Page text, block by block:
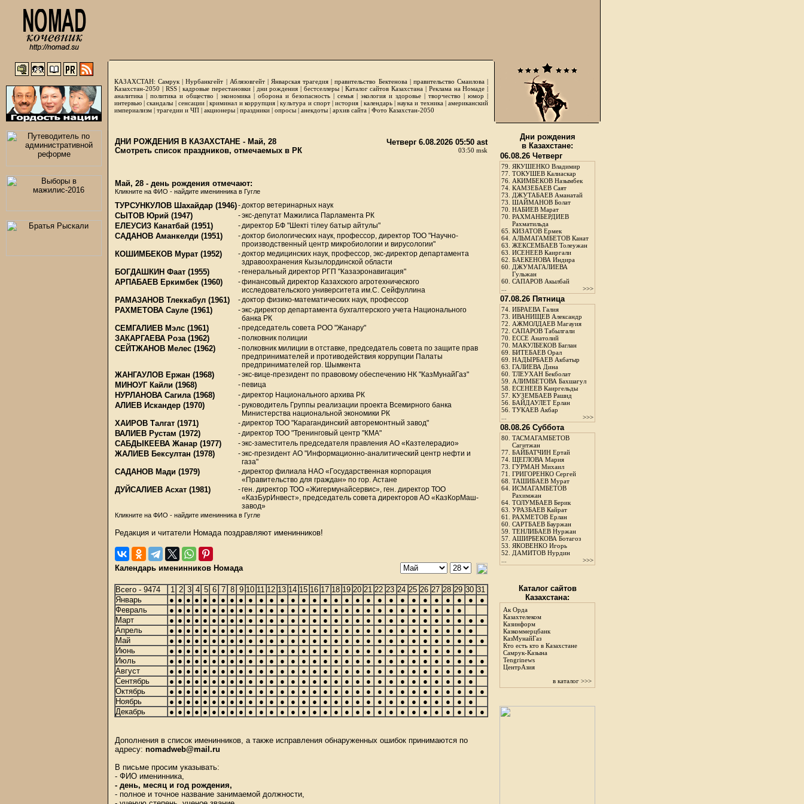
КАЗАХСТАН: Самрук |Нурбанкгейт | Аблязовгейт| Январская трагедия |правительство Бектенова| правительство Смаилова|
Казахстан-2050 | RSS|кадровые перестановки| дни рождения | бестселлеры| Каталог сайтов Казахстана | Реклама на Номаде |
аналитика | политика и общество | экономика | оборона и безопасность | семья | экология и здоровье | творчество | юмор |
интервью |скандалы | сенсации|криминал и коррупция|культура и спорт|история | календарь|наука и техника|американский
империализм | трагедии и ЧП | акционеры | праздники | опросы | анекдоты | архив сайта | Фото Казахстан-2050
ДНИ РОЖДЕНИЯ В КАЗАХСТАНЕ - Май, 28
Смотреть список праздников, отмечаемых в РК
Четверг 6.08.2026 05:50 ast
03:50 msk
Май, 28 - день рождения отмечают:
Кликните на ФИО - найдите именинника в Гугле
ТУРСУНКУЛОВ Шахайдар (1946)-доктор ветеринарных наук
СЫТОВ Юрий (1947) -экс-депутат Мажилиса Парламента РК
ЕЛЕУСИЗ Канатбай (1951) -директор БФ "Шекті тілеу батыр айтулы"
САДАНОВ Аманкелди (1951) -доктор биологических наук, профессор, директор ТОО "Научно-
производственный центр микробиологии и вирусологии"
КОШИМБЕКОВ Мурат (1952) -доктор медицинских наук, профессор, экс-директор департамента
здравоохранения Кызылординской области
БОГДАШКИН Фаат (1955) -генеральный директор РГП "Казаэронавигация"
АРПАБАЕВ Еркимбек (1960) -финансовый директор Казахского агротехнического
исследовательского университета им.С. Сейфуллина
РАМАЗАНОВ Тлеккабул (1961) -доктор физико-математических наук, профессор
РАХМЕТОВА Сауле (1961) -экс-директор департамента бухгалтерского учета Национального
банка РК
СЕМГАЛИЕВ Мэлс (1961) -председатель совета РОО "Жанару"
ЗАКАРГАЕВА Роза(1962) -полковник полиции
СЕЙТЖАНОВ Мелес (1962) -полковник милиции в отставке, председатель совета по защите прав
предпринимателей и противодействия коррупции Палаты
предпринимателей гор. Шымкента
ЖАНГАУЛОВ Ержан (1968) -экс-вице-президент по правовому обеспечению НК "КазМунайГаз"
МИНОУГ Кайли (1968) -певица
НУРЛАНОВА Сагила(1968) -директор Национального архива РК
АЛИЕВ Искандер (1970) -руководитель Группы реализации проекта Всемирного банка
Министерства национальной экономики РК
ХАИРОВ Талгат (1971) -директор ТОО "Карагандинский авторемонтный завод"
ВАЛИЕВ Рустам (1972) -директор ТОО "Тренинговый центр "КМА"
САБДЫКЕЕВА Жанар (1977) -экс-заместитель председателя правления АО «Казтелерадио»
ЖАЛИЕВ Бексултан (1978) -экс-президент АО "Информационно-аналитический центр нефти и
газа"
САДАНОВ Мади (1979) -директор филиала НАО «Государственная корпорация
«Правительство для граждан» по гор. Астане
ДУЙСАЛИЕВ Асхат (1981) -ген. директор ТОО «Жигермунайсервис», ген. директор ТОО
«КазБурИнвест», председатель совета директоров АО «КазКорМаш-
завод»
Кликните на ФИО - найдите именинника в Гугле
Редакция и читатели Номада поздравляют именинников!
Календарь именинников Номада
Всего - 9474 1 2 3 4 5 6 7 8 9 10 11 12 13 14 15 16 17 18 19 20 21 22 23 24 25 26 27 28 29 30 31
Январь
● ● ● ● ● ● ● ● ● ● ● ● ● ● ● ● ● ● ● ● ● ● ● ● ● ● ● ● ● ●
●
Февраль
● ● ● ● ● ● ● ● ● ● ● ● ● ● ● ● ● ● ● ● ● ● ● ● ● ● ● ●
●
Март
● ● ● ● ● ● ● ● ● ● ● ● ● ● ● ● ● ● ● ● ● ● ● ● ● ● ● ● ● ●
●
Апрель
● ● ● ● ● ● ● ● ● ● ● ● ● ● ● ● ● ● ● ● ● ● ● ● ● ● ● ● ●
●
Май
● ● ● ● ● ● ● ● ● ● ● ● ● ● ● ● ● ● ● ● ● ● ● ● ● ● ● ● ● ●
●
Июнь
● ● ● ● ● ● ● ● ● ● ● ● ● ● ● ● ● ● ● ● ● ● ● ● ● ● ● ● ●
●
Июль
● ● ● ● ● ● ● ● ● ● ● ● ● ● ● ● ● ● ● ● ● ● ● ● ● ● ● ● ● ●
●
Август
● ● ● ● ● ● ● ● ● ● ● ● ● ● ● ● ● ● ● ● ● ● ● ● ● ● ● ● ● ●
●
Сентябрь
● ● ● ● ● ● ● ● ● ● ● ● ● ● ● ● ● ● ● ● ● ● ● ● ● ● ● ● ●
●
Октябрь
● ● ● ● ● ● ● ● ● ● ● ● ● ● ● ● ● ● ● ● ● ● ● ● ● ● ● ● ● ●
●
Ноябрь
● ● ● ● ● ● ● ● ● ● ● ● ● ● ● ● ● ● ● ● ● ● ● ● ● ● ● ● ●
●
Декабрь
● ● ● ● ● ● ● ● ● ● ● ● ● ● ● ● ● ● ● ● ● ● ● ● ● ● ● ● ● ● ●
Дополнения в список именинников, а также исправления обнаруженных ошибок принимаются по
адресу: nomadweb@mail.ru
В письме просим указывать:
- ФИО именинника,
- день, месяц и год рождения,
- полное и точное название занимаемой должности,
Дни рождения
в Казахстане:
06.08.26 Четверг
79. ЯКУШЕНКО Владимир
77. ТОКУШЕВ Калиаскар
76. АКИМБЕКОВ Назымбек
74. КАМЗЕБАЕВ Саят
73. ДЖУТАБАЕВ Аманатай
73. ШАЙМАНОВ Болат
70. НАБИЕВ Марат
70. РАХМАНБЕРДИЕВ
Рахматильда
65. КИЗАТОВ Ермек
64. АЛЬМАГАМБЕТОВ Канат
63. ЖЕКСЕМБАЕВ Толеужан
63. ИСЕНЕЕВ Каиргали
62. БАЕКЕНОВА Индира
60. ДЖУМАГАЛИЕВА
Гульжан
60. САПАРОВ Акылбай
>>>
07.08.26 Пятница
74. ИБРАЕВА Галия
73. ИВАНИЩЕВ Александр
72. АЖМОЛДАЕВ Магауия
72. САПАРОВ Табылгали
70. ЕССЕ Анатолий
70. МАКУЛБЕКОВ Баглан
69. БИТЕБАЕВ Орал
69. НАДЫРБАЕВ Акбатыр
63. ГАЛИЕВА Дина
60. ТЛЕУХАН Бекболат
59. АЛИМБЕТОВА Бахшагул
58. ЕСЕНЕЕВ Каиргельды
57. КУЗЕМБАЕВ Рашид
56. БАЙДАУЛЕТ Ерлан
56. ТУКАЕВ Акбар
>>>
08.08.26 Суббота
80. ТАСМАГАМБЕТОВ
Сагитжан
77. БАЙБАТЧИН Ертай
74. ЩЕГЛОВА Мария
73. ГУРМАН Михаил
71. ГРИГОРЕНКО Сергей
68. ТАШИБАЕВ Мурат
64. ИСМАГАМБЕТОВ
Рахимжан
64. ТОЛУМБАЕВ Берик
63. УРАЗБАЕВ Кайрат
61. РАХМЕТОВ Ерлан
60. САРТБАЕВ Бауржан
59. ТЕНЛИБАЕВ Нуржан
57. АШИРБЕКОВА Ботагоз
53. ЯКОВЕНКО Игорь
52. ДАМИТОВ Нурдин
>>>
Каталог сайтов
Казахстана:
Ак Орда
Казахтелеком
Казинформ
Казкоммерцбанк
КазМунайГаз
Кто есть кто в Казахстане
Самрук-Казына
Tengrinews
ЦентрАзия
в каталог >>>